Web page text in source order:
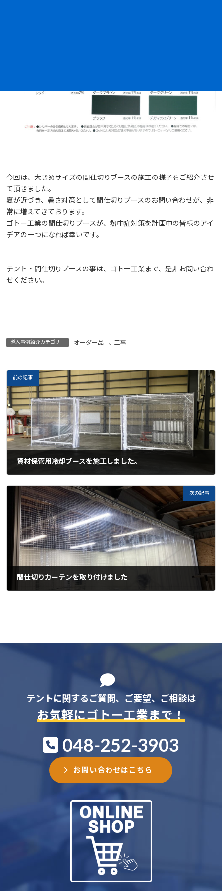
今回は、大きめサイズの間仕切りブースの施工の様子をご紹介させ
て頂きました。
夏が近づき、暑さ対策として間仕切りブースのお問い合わせが、非
常に増えてきております。
ゴトー工業の間仕切りブースが、熱中症対策を計画中の皆様のアイ
デアの一つになれば幸いです。
テント・間仕切りブースの事は、ゴトー工業まで、是非お問い合わ
せください。
導入事例紹介カテゴリー オーダー品 、工事
前の記事
資材保管用冷却ブースを施工しました。
次の記事
間仕切りカーテンを取り付けました
テントに関するご質問、ご要望、ご相談は
お気軽にゴトー工業まで！
048-252-3903
お問い合わせはこちら